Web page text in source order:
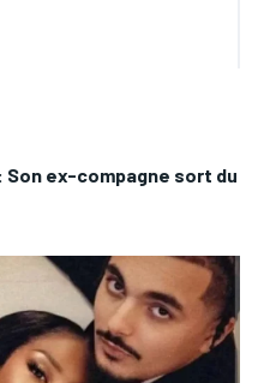
Son ex-compagne sort du